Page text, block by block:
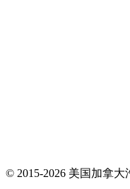
© 2015-2026 美国加拿大